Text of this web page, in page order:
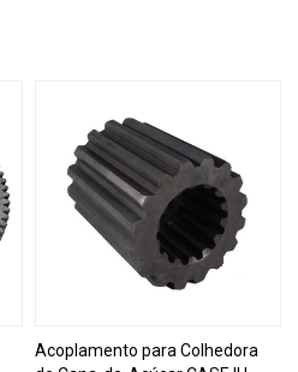
Acoplamento para Colhedora